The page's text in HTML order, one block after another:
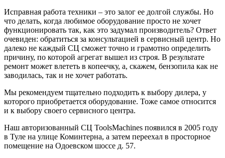
Исправная работа техники – это залог ее долгой службы. Но
что делать, когда любимое оборудование просто не хочет
функционировать так, как это задумал производитель? Ответ
очевиден: обратиться за консультацией в сервисный центр. Но
далеко не каждый СЦ сможет точно и грамотно определить
причину, по которой агрегат вышел из строя. В результате
ремонт может влететь в копеечку, а, скажем, бензопила как не
заводилась, так и не хочет работать.
Мы рекомендуем тщательно подходить к выбору дилера, у
которого приобретается оборудование. Тоже самое относится
и к выбору своего сервисного центра.
Наш авторизованный СЦ ToolsMachines появился в 2005 году
в Туле на улице Коминтерна, а затем переехал в просторное
помещение на Одоевском шоссе д. 57.